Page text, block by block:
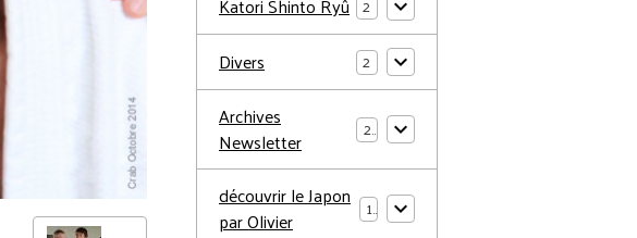
2
Divers 2
Archives
Newsletter
2
découvrir le Japon
par Olivier
1